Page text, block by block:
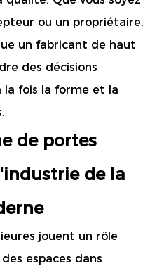
ou un propriétaire,
un fabricant de haut
des décisions
la fois la forme et la
de portes
de la
jouent un rôle
espaces dans